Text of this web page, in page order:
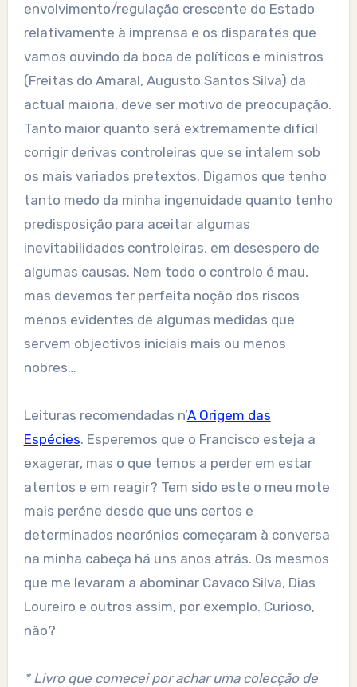
envolvimento/regulação crescente do Estado
relativamente à imprensa e os disparates que
vamos ouvindo da boca de políticos e ministros
(Freitas do Amaral, Augusto Santos Silva) da
actual maioria, deve ser motivo de preocupação.
Tanto maior quanto será extremamente difícil
corrigir derivas controleiras que se intalem sob
os mais variados pretextos. Digamos que tenho
tanto medo da minha ingenuidade quanto tenho
predisposição para aceitar algumas
inevitabilidades controleiras, em desespero de
algumas causas. Nem todo o controlo é mau,
mas devemos ter perfeita noção dos riscos
menos evidentes de algumas medidas que
servem objectivos iniciais mais ou menos
nobres…
Leituras recomendadas n’A Origem das
Espécies. Esperemos que o Francisco esteja a
exagerar, mas o que temos a perder em estar
atentos e em reagir? Tem sido este o meu mote
mais peréne desde que uns certos e
determinados neorónios começaram à conversa
na minha cabeça há uns anos atrás. Os mesmos
que me levaram a abominar Cavaco Silva, Dias
Loureiro e outros assim, por exemplo. Curioso,
não?
* Livro que comecei por achar uma colecção de